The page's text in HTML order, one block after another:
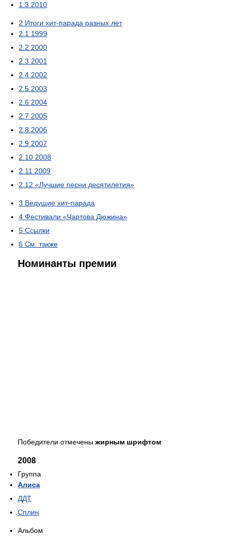
1.3 2010
2 Итоги хит-парада разных лет
2.1 1999
2.2 2000
2.3 2001
2.4 2002
2.5 2003
2.6 2004
2.7 2005
2.8 2006
2.9 2007
2.10 2008
2.11 2009
2.12 «Лучшие песни десятилетия»
3 Ведущие хит-парада
4 Фестивали «Чартова Дюжина»
5 Ссылки
6 См. также
Номинанты премии
Победители отмечены жирным шрифтом
2008
Группа
Алиса
ДДТ
Сплин
Альбом